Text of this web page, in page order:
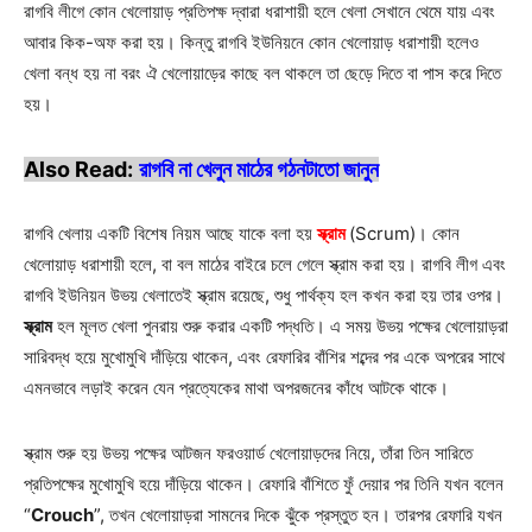
রাগবি লীগে কোন খেলোয়াড় প্রতিপক্ষ দ্বারা ধরাশায়ী হলে খেলা সেখানে থেমে যায় এবং
আবার কিক-অফ করা হয়। কিন্তু রাগবি ইউনিয়নে কোন খেলোয়াড় ধরাশায়ী হলেও
খেলা বন্ধ হয় না বরং ঐ খেলোয়াড়ের কাছে বল থাকলে তা ছেড়ে দিতে বা পাস করে দিতে
হয়।
Also Read: রাগবি না খেলুন মাঠের গঠনটাতো জানুন
রাগবি খেলায় একটি বিশেষ নিয়ম আছে যাকে বলা হয়স্ক্রাম(Scrum)। কোন
খেলোয়াড় ধরাশায়ী হলে, বা বল মাঠের বাইরে চলে গেলে স্ক্রাম করা হয়। রাগবি লীগ এবং
রাগবি ইউনিয়ন উভয় খেলাতেই স্ক্রাম রয়েছে, শুধু পার্থক্য হল কখন করা হয় তার ওপর।
স্ক্রামহল মূলত খেলা পুনরায় শুরু করার একটি পদ্ধতি। এ সময় উভয় পক্ষের খেলোয়াড়রা
সারিবদ্ধ হয়ে মুখোমুখি দাঁড়িয়ে থাকেন, এবং রেফারির বাঁশির শব্দের পর একে অপরের সাথে
এমনভাবে লড়াই করেন যেন প্রত্যেকের মাথা অপরজনের কাঁধে আটকে থাকে।
স্ক্রাম শুরু হয় উভয় পক্ষের আটজন ফরওয়ার্ড খেলোয়াড়দের নিয়ে, তাঁরা তিন সারিতে
প্রতিপক্ষের মুখোমুখি হয়ে দাঁড়িয়ে থাকেন। রেফারি বাঁশিতে ফুঁ দেয়ার পর তিনি যখন বলেন
“Crouch”, তখন খেলোয়াড়রা সামনের দিকে ঝুঁকে প্রস্তুত হন। তারপর রেফারি যখন